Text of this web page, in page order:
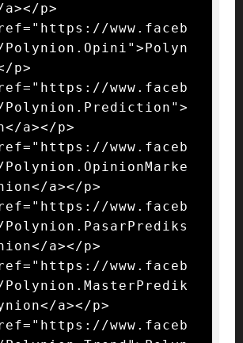
p>
www.faceb
Polynion.Opini">Polyn
p>
www.faceb
Polynion.Prediction">
a></p>
www.faceb
Polynion.OpinionMarke
a></p>
www.faceb
Polynion.PasarPrediks
a></p>
www.faceb
Polynion.MasterPredik
a></p>
www.faceb